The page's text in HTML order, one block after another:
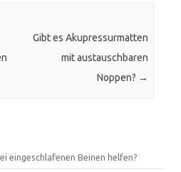
Gibt es Akupressurmatten
mit austauschbaren
Noppen? →
eingeschlafenen Beinen helfen?